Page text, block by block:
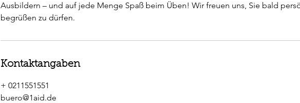
Ausbildern – und auf jede Menge Spaß beim Üben! Wir freuen uns, Sie bald
Kontaktangaben
+ 0211551551
buero@1aid.de